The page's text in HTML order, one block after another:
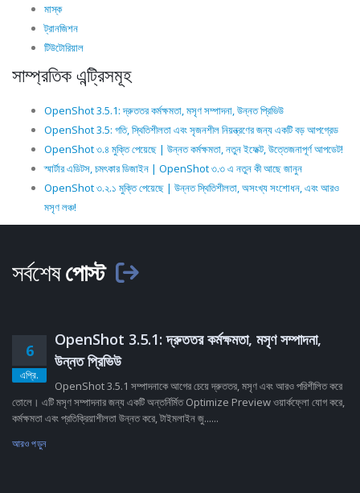
মাস্ক
ট্রানজিশন
টিউটোরিয়াল
সাম্প্রতিক এন্ট্রিসমূহ
OpenShot 3.5.1: দ্রুততর কর্মক্ষমতা, মসৃণ সম্পাদনা, উন্নত প্রিভিউ
OpenShot 3.5: গতি, স্থিতিশীলতা এবং সৃজনশীল নিয়ন্ত্রণের জন্য একটি বড় আপগ্রেড
OpenShot ৩.৪ মুক্তি পেয়েছে | উন্নত কর্মক্ষমতা, নতুন ইফেক্ট, উত্তেজনাপূর্ণ আপডেট!
স্মার্টার এডিটস, চমৎকার ডিজাইন | OpenShot ৩.৩ এ নতুন কী আছে জানুন
OpenShot ৩.২.১ মুক্তি পেয়েছে | উন্নত স্থিতিশীলতা, অসংখ্য সংশোধন, এবং আরও
মসৃণ লঞ্চ!
সর্বশেষপোস্ট
6
এপ্রি.
OpenShot 3.5.1: দ্রুততর কর্মক্ষমতা, মসৃণ সম্পাদনা,
উন্নত প্রিভিউ
OpenShot 3.5.1 সম্পাদনাকে আগের চেয়ে দ্রুততর, মসৃণ এবং আরও পরিশীলিত করে
তোলে। এটি মসৃণ সম্পাদনার জন্য একটি অন্তর্নির্মিত Optimize Preview ওয়ার্কফ্লো যোগ করে,
কর্মক্ষমতা এবং প্রতিক্রিয়াশীলতা উন্নত করে, টাইমলাইন জু......
আরও পড়ুন